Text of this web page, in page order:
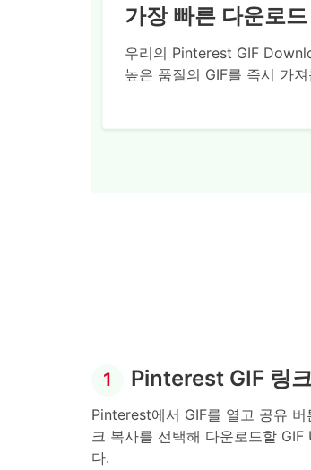
가장 빠른 다운로드
우리의 Pinterest GIF
높은 품질의 GIF를 즉시 가
1 Pinterest GIF 링
Pinterest에서 GIF를 열고 공유 버
크 복사를 선택해 다운로드할 GIF
다.